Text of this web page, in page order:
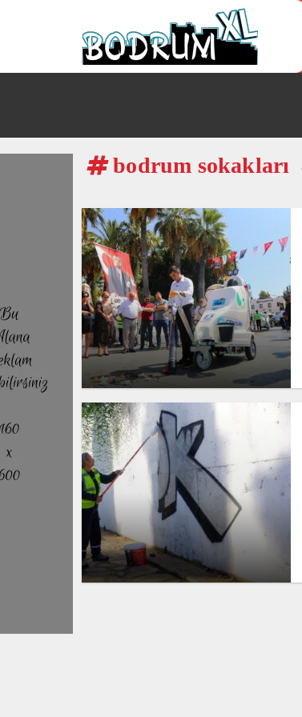
bodrum sokakları